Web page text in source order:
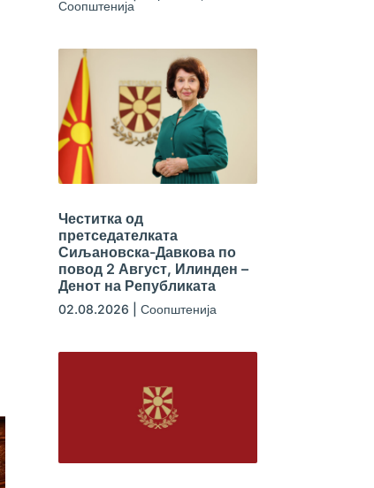
Соопштенија
Честитка од
претседателката
Сиљановска-Давкова по
повод 2 Август, Илинден –
Денот на Републиката
02.08.2026 Соопштенија